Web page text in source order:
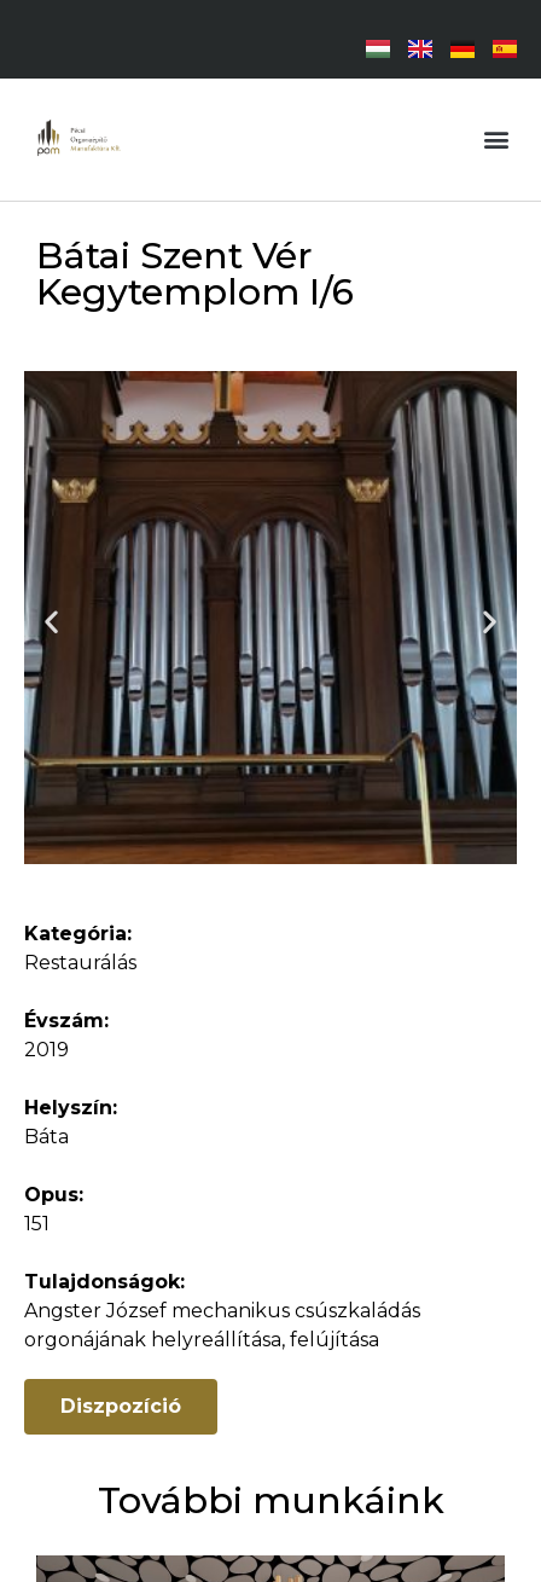
Bátai Szent Vér
Kegytemplom I/6
Kategória:
Restaurálás
Évszám:
2019
Helyszín:
Báta
Opus:
151
Tulajdonságok:
Angster József mechanikus csúszkaládás
orgonájának helyreállítása, felújítása
Diszpozíció
További munkáink